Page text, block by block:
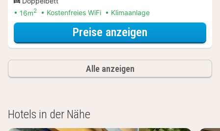
16m2 Kostenfreies WiFi Klimaanlage
Preise anzeigen
Alle anzeigen
Hotels in der Nähe